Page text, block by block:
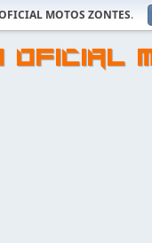
MOTOS ZONTES.
OFICIAL